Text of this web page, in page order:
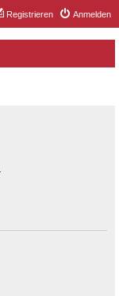
Anmelden
Registrieren